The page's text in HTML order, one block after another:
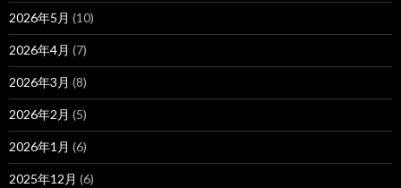
2026年5月 (10)
2026年4月 (7)
2026年3月 (8)
2026年2月 (5)
2026年1月 (6)
2025年12月 (6)